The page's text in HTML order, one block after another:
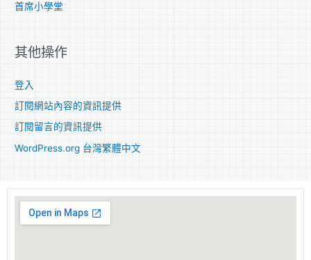
首席小學堂
其他操作
登入
訂閱網站內容的資訊提供
訂閱留言的資訊提供
WordPress.org 台灣繁體中文